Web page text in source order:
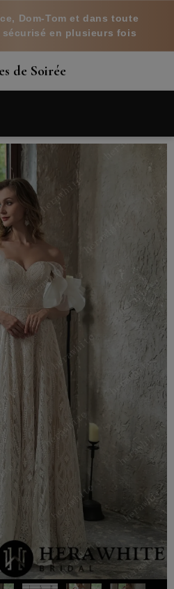
Dom-Tom et dans toute
sécurisé en plusieurs fois
de Soirée